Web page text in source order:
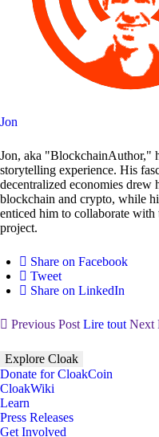
Jon
Jon, aka "BlockchainAuthor,"
storytelling experience. His
decentralized economies
blockchain and crypto, while
enticed him to collaborate
project.
Share on Facebook
Tweet
Share on LinkedIn
Previous Post Lire tout Next
Explore Cloak
Donate for CloakCoin
CloakWiki
Learn
Press Releases
Get Involved